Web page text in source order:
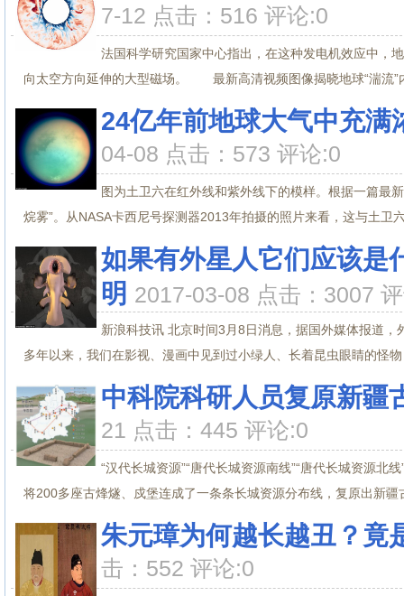
7-12 点击：516 评论:0
法国科学研究国家中心指出，在这种发电机效应中，
向太空方向延伸的大型磁场。 最新高清视频图像揭晓地球“湍流”
24亿年前地球大气中充
04-08 点击：573 评论:0
图为土卫六在红外线和紫外线下的模样。根据一篇最
烷雾”。从NASA卡西尼号探测器2013年拍摄的照片来看，这与土卫
如果有外星人它们应该是
明 2017-03-08 点击：3007
新浪科技讯 北京时间3月8日消息，据国外媒体报道
多年以来，我们在影视、漫画中见到过小绿人、长着昆虫眼睛的怪
中科院科研人员复原新疆
21 点击：445 评论:0
“汉代长城资源”“唐代长城资源南线”“唐代长城资源
将200多座古烽燧、戍堡连成了一条条长城资源分布线，复原出新疆
朱元璋为何越长越丑？竟
击：552 评论:0